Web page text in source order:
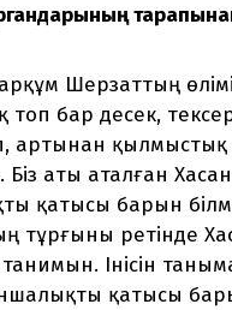
Шерзаттың
бар десек,
артынан
Біз аты аталған
қатысы барын
тұрғыны ретінде
Інісін
қатысы